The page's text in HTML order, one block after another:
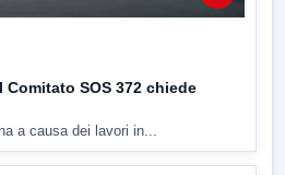
SOS 372 chiede
a causa dei lavori in...